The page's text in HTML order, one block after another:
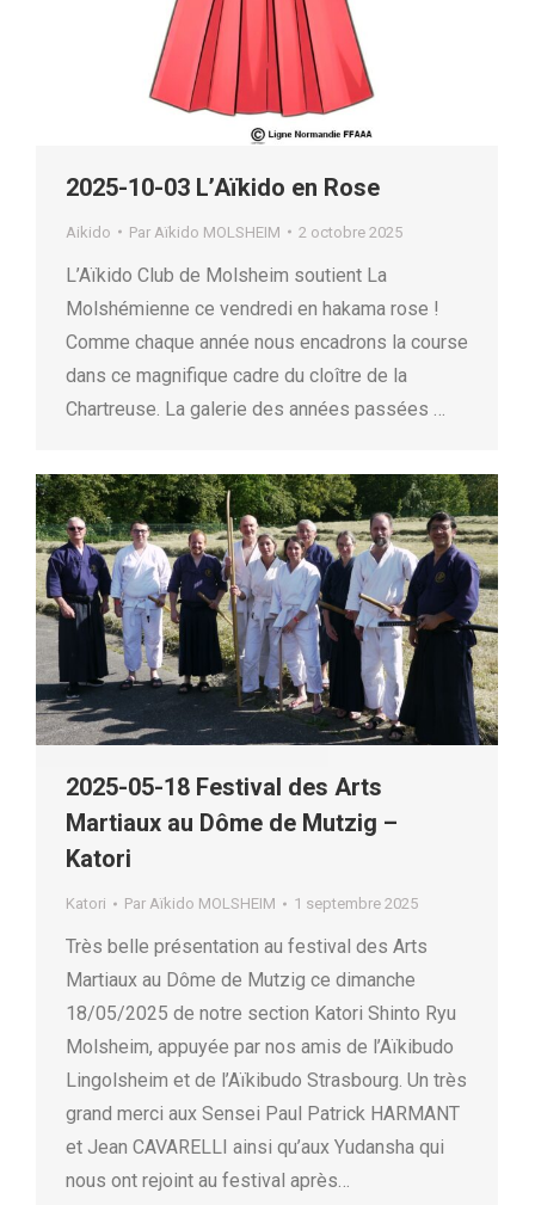
2025-10-03 L’Aïkido en Rose
Aikido Par Aïkido MOLSHEIM 2 octobre 2025
L’Aïkido Club de Molsheim soutient La
Molshémienne ce vendredi en hakama rose !
Comme chaque année nous encadrons la course
dans ce magnifique cadre du cloître de la
Chartreuse. La galerie des années passées …
2025-05-18 Festival des Arts
Martiaux au Dôme de Mutzig –
Katori
Katori Par Aïkido MOLSHEIM 1 septembre 2025
Très belle présentation au festival des Arts
Martiaux au Dôme de Mutzig ce dimanche
18/05/2025 de notre section Katori Shinto Ryu
Molsheim, appuyée par nos amis de l’Aïkibudo
Lingolsheim et de l’Aïkibudo Strasbourg. Un très
grand merci aux Sensei Paul Patrick HARMANT
et Jean CAVARELLI ainsi qu’aux Yudansha qui
nous ont rejoint au festival après…